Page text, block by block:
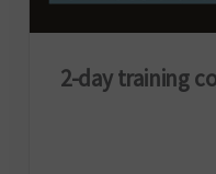
2-day training